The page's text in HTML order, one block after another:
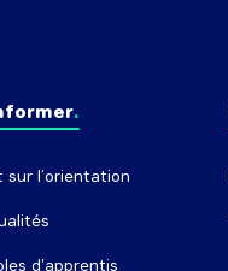
sur l’orientation
d'apprentis